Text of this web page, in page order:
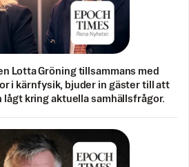
Lotta Gröning tillsammans med
i kärnfysik, bjuder in gäster till att
kring aktuella samhällsfrågor.